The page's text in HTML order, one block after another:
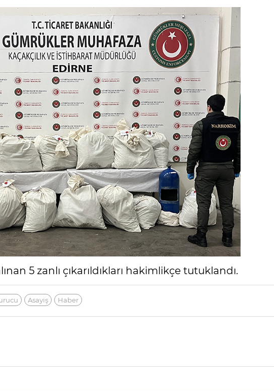
5 zanlı çıkarıldıkları hakimlikçe tutuklandı.
Asayiş Haber